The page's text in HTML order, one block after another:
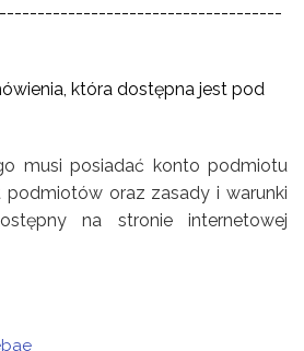
która dostępna jest pod
musi posiadać konto podmiotu
podmiotów oraz zasady i warunki
na stronie internetowej